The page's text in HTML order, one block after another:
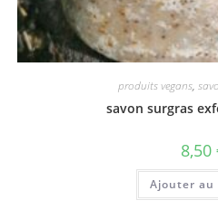
produits vegans,
savon surgras
8,50
Ajouter au